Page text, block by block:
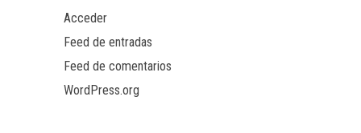
Acceder
Feed de entradas
Feed de comentarios
WordPress.org